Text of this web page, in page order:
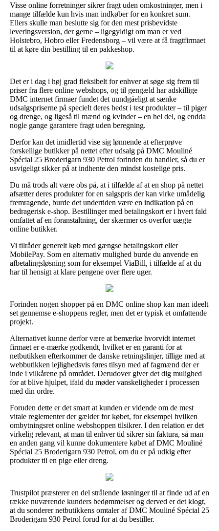
Visse online forretninger sikrer fragt uden omkostninger, men i
mange tilfælde kun hvis man indkøber for en konkret sum.
Ellers skulle man beslutte sig for den mest prisbevidste
leveringsversion, der gerne – ligegyldigt om man er ved
Holstebro, Hobro eller Fredensborg – vil være at få fragtfirmaet
til at køre din bestilling til en pakkeshop.
Det er i dag i høj grad fleksibelt for enhver at søge sig frem til
priser fra flere online webshops, og til gengæld har adskillige
DMC internet firmaer fundet det uundgåeligt at sænke
udsalgspriserne på specielt deres bedst i test produkter – til piger
og drenge, og ligeså til mænd og kvinder – en hel del, og endda
nogle gange garantere fragt uden beregning.
Derfor kan det imidlertid vise sig lønnende at efterprøve
forskellige butikker på nettet efter udsalg på DMC Mouliné
Spécial 25 Broderigarn 930 Petrol forinden du handler, så du er
usvigeligt sikker på at indhente den mindst kostelige pris.
Du må trods alt være obs på, at i tilfælde af at en shop på nettet
afsætter deres produkter for en salgspris der kan virke umådelig
fremragende, burde det undertiden være en indikation på en
bedragerisk e-shop. Bestillinger med betalingskort er i hvert fald
omfattet af en foranstaltning, der skærmer os overfor uægte
online butikker.
Vi tilråder generelt køb med gængse betalingskort eller
MobilePay. Som en alternativ mulighed burde du anvende en
afbetalingsløsning som for eksempel ViaBill, i tilfælde af at du
har til hensigt at klare pengene over flere uger.
Forinden nogen shopper på en DMC online shop kan man ideelt
set gennemse e-shoppens regler, men det er typisk et omfattende
projekt.
Alternativet kunne derfor være at bemærke hvorvidt internet
firmaet er e-mærke godkendt, hvilket er en garanti for at
netbutikken efterkommer de danske retningslinjer, tillige med at
webbutikken lejlighedsvis føres tilsyn med af fagmænd der er
inde i vilkårene på området. Derudover giver det dig mulighed
for at blive hjulpet, ifald du møder vanskeligheder i processen
med din ordre.
Foruden dette er det smart at kunden er vidende om de mest
vitale reglementer der gælder for købet, for eksempel hvilken
ombytningsret online webshoppen tilsikrer. I den relation er det
virkelig relevant, at man til enhver tid sikrer sin faktura, så man
en anden gang vil kunne dokumentere købet af DMC Mouliné
Spécial 25 Broderigarn 930 Petrol, om du er på udkig efter
produkter til en pige eller dreng.
Trustpilot præsterer en del strålende løsninger til at finde ud af en
række nuværende kunders bedømmelser og derved er det klogt,
at du sonderer netbutikkens omtaler af DMC Mouliné Spécial 25
Broderigarn 930 Petrol forud for at du bestiller.